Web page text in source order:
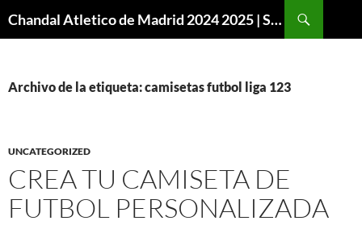
Chandal Atletico de Madrid 2024 2025 | SuperVigo
Archivo de la etiqueta: camisetas futbol liga 123
UNCATEGORIZED
CREA TU CAMISETA DE
FUTBOL PERSONALIZADA